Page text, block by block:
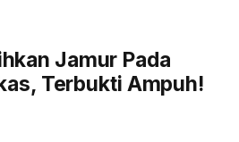
Jamur Pada
Terbukti Ampuh!